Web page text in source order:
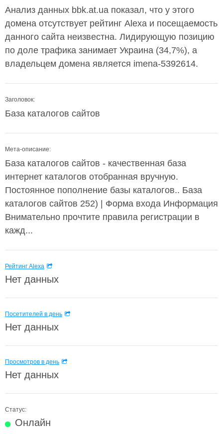
Анализ данных bbk.at.ua показал, что у этого
домена отсутствует рейтинг Alexa и посещаемость
данного сайта неизвестна. Лидирующую позицию
по доле трафика занимает Украина (34,7%), а
владельцем домена является imena-5392614.
Заголовок:
База каталогов сайтов
Мета-описание:
База каталогов сайтов - качественная база
интернет каталогов отобранная вручную.
Постоянное пополнение базы каталогов.. База
каталогов сайтов 252) | Форма входа Информация
Внимательно прочтите правила регистрации в
кажд...
Рейтинг Alexa
Нет данных
Посетителей в день
Нет данных
Просмотров в день
Нет данных
Статус:
Онлайн